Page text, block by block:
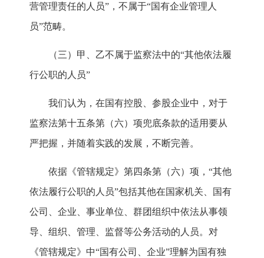
营管理责任的人员”，不属于“国有企业管理人
员”范畴。
（三）甲、乙不属于监察法中的“其他依法履
行公职的人员”
我们认为，在国有控股、参股企业中，对于
监察法第十五条第（六）项兜底条款的适用要从
严把握，并随着实践的发展，不断完善。
依据《管辖规定》第四条第（六）项，“其他
依法履行公职的人员”包括其他在国家机关、国有
公司、企业、事业单位、群团组织中依法从事领
导、组织、管理、监督等公务活动的人员。对
《管辖规定》中“国有公司、企业”理解为国有独